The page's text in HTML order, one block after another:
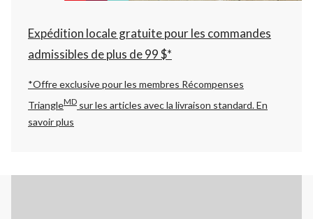
Expédition locale gratuite pour les commandes
admissibles de plus de 99 $*
*Offre exclusive pour les membres Récompenses
TriangleMD sur les articles avec la livraison standard.En
savoir plus